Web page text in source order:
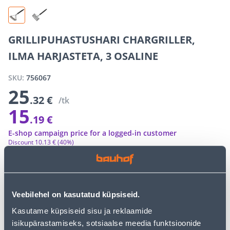
Veebilehel on kasutatud küpsiseid.
Kasutame küpsiseid sisu ja reklaamide
isikupärastamiseks, sotsiaalse meedia funktsioonide
GRILLIPUHASTUSHARI CHARGRILLER,
ILMA HARJASTETA, 3 OSALINE
SKU: 756067
25.32 € /tk
15.19 €
The special prices of the online store may differ from the prices of
Discount 10.13 €(40%)
E-shop campaign price for a logged-in customer